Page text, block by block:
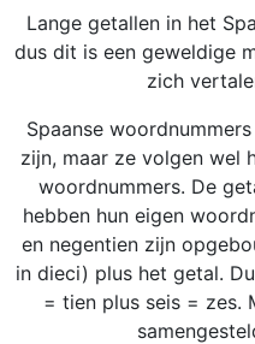
Lange getallen in het
dus dit is een geweldige
zich
Spaanse
zijn, maar ze volgen wel
woordnummers. De
hebben hun eigen
en negentien zijn
in dieci) plus het getal.
= tien plus seis = zes.